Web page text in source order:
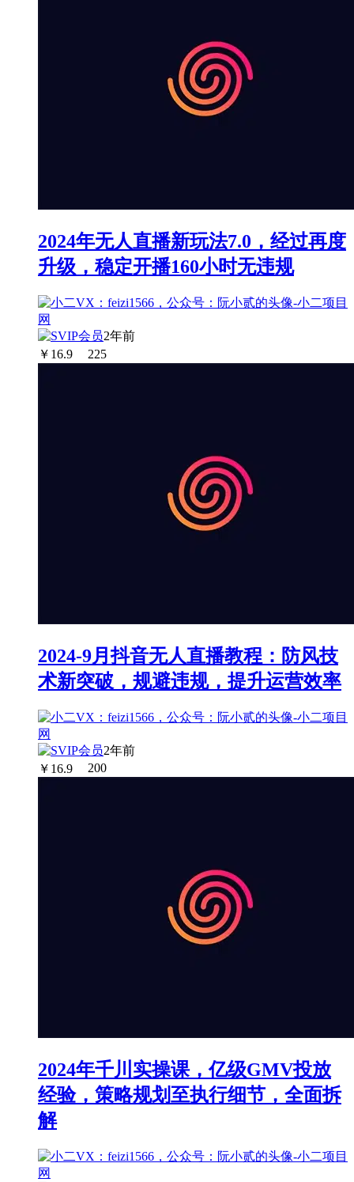
2024年无人直播新玩法7.0，经过再度
升级，稳定开播160小时无违规
2年前
￥ 16.9 225
2024-9月抖音无人直播教程：防风技
术新突破，规避违规，提升运营效率
2年前
￥ 16.9 200
2024年千川实操课，亿级GMV投放
经验，策略规划至执行细节，全面拆
解